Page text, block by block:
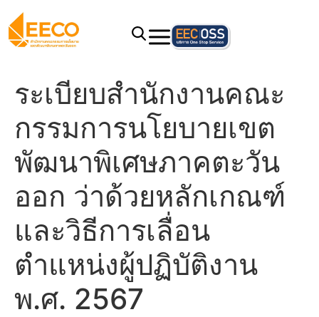
ระเบียบสำนักงานคณะ
กรรมการนโยบายเขต
พัฒนาพิเศษภาคตะวัน
ออก ว่าด้วยหลักเกณฑ์
และวิธีการเลื่อน
ตำแหน่งผู้ปฏิบัติงาน
พ.ศ. 2567